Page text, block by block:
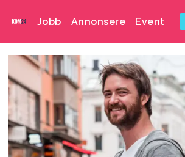
Jobb Annonsere Event
Emne:
gunnar
stensaker